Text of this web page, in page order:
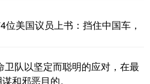
美国议员上书：挡住中国车，
队以坚定而聪明的应对，在最
和邪恶目的。